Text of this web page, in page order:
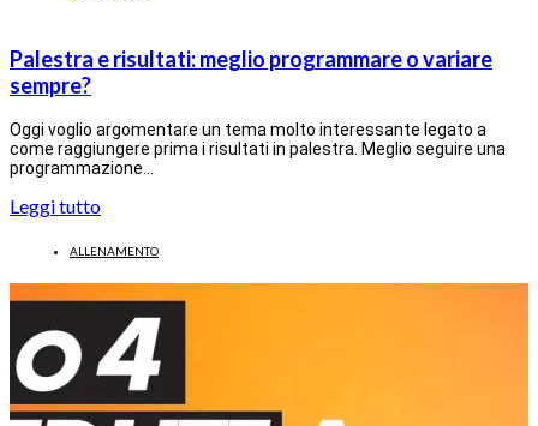
Palestra e risultati: meglio programmare o variare
sempre?
Oggi voglio argomentare un tema molto interessante legato a
come raggiungere prima i risultati in palestra. Meglio seguire una
programmazione…
Leggi tutto
ALLENAMENTO